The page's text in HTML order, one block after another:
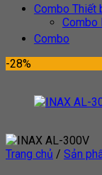
Combo Thiết
Combo
Combo
-28%
Trang chủ / Sản